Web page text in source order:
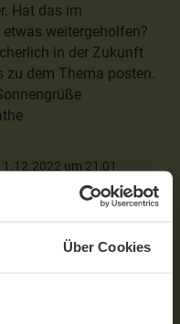
Über Cookies
Hat das im
weitergeholfen?
in der Zukunft
zu dem Thema posten.
um 21:01